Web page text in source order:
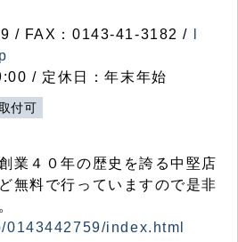
/ FAX：0143-41-3182 /
/ 定休日：年末年始
付可
業４０年の歴史を誇る中堅店
無料で行っていますので是非
index.html